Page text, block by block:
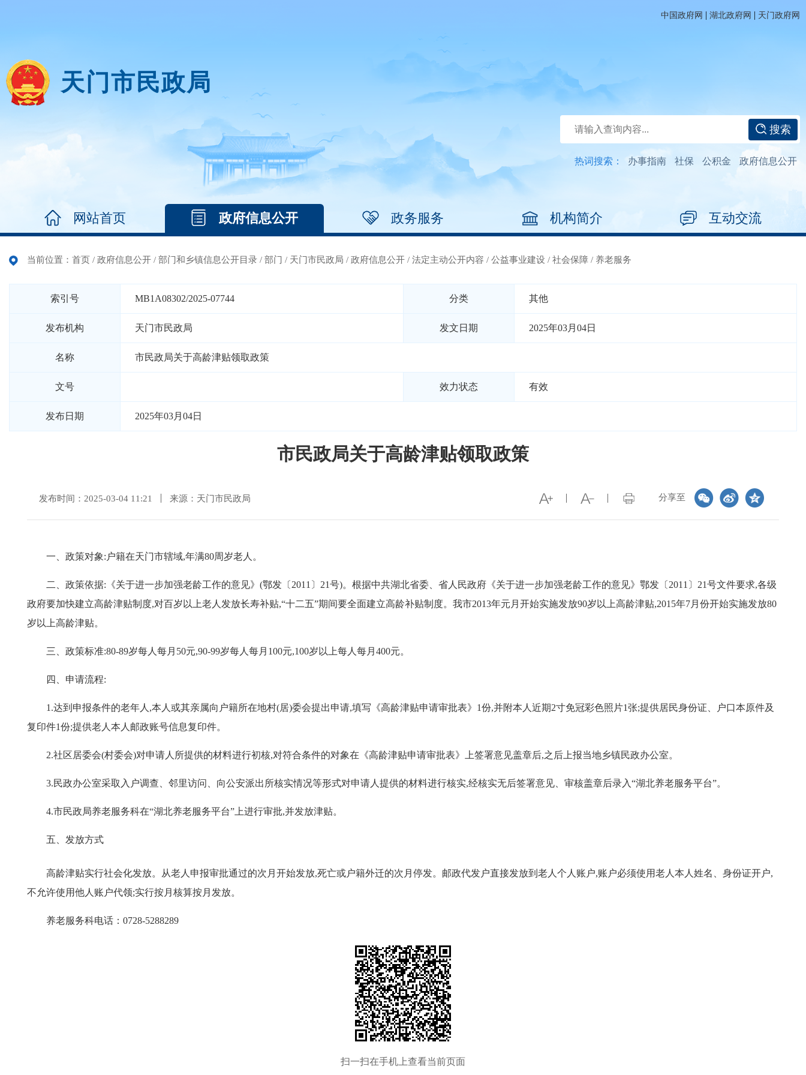
中国政府网 | 湖北政府网 | 天门政府网
天门市民政局
搜索
热词搜索： 办事指南 社保 公积金 政府信息公开
网站首页 政府信息公开 政务服务 机构简介 互动交流
当前位置： 首页 / 政府信息公开 / 部门和乡镇信息公开目录 / 部门 / 天门市民政局 / 政府信息公开 / 法定主动公开内容 / 公益事业建设 / 社会保障 / 养老服务
索引号 MB1A08302/2025-07744 分类 其他
发布机构 天门市民政局 发文日期 2025年03月04日
名称 市民政局关于高龄津贴领取政策
文号 效力状态 有效
发布日期 2025年03月04日
市民政局关于高龄津贴领取政策
分享至
发布时间：2025-03-04 11:21 来源：天门市民政局
一 政策对象:户籍在天门市辖域,年满80周岁老人。
二、 政策依据:《关于进一步加强老龄工作的意见》 (鄂发〔 2011 〕 21号)。根据中共湖北省委、省人民政府《关于进一步加强老龄工作的意见》鄂发〔 2011 〕 21号文件要求,各级
政府要加快建立高龄津贴制度,对百岁以上老人发放长寿补贴,“十二五”期间要全面建立高龄补贴制度。我市2013年元月开始实施发放90岁以上高龄津贴,2015年7月份开始实施发放80
岁以上高龄津贴。
三、 政策标准:80-89岁每人每月 50元,90-99岁每人每月 100元,100岁以上每人每月 400元。
四、 申请流程:
1.达到申报条件的老年人,本人或其亲属向户籍所在地村(居)委会提出申请,填写《高龄津贴申请审批表》 1份,并附本人近期2寸免冠彩色照片1张;提供居民身份证、户口本原件及
复印件1份;提供老人本人邮政账号信息复印件。
2.社区居委会(村委会)对申请人所提供的材料进行初核,对符合条件的对象在《高龄津贴申请审批表》上签署意见盖章后,之后上报当地乡镇民政办公室。
3.民政办公室采取入户调查、邻里访问、向公安派出所核实情况等形式对申请人提供的材料进行核实,经核实无后签署意见、审核盖章后录入“湖北养老服务平台”。
4.市民政局养老服务科在“湖北养老服务平台”上进行审批,并发放津贴。
五、发放方式
高龄津贴实行社会化发放。从老人申报审批通过的次月开始发放,死亡或户籍外迁的次月停发。邮政代发户直接发放到老人个人账户,账户必须使用老人本人姓名、身份证开户,
不允许使用他人账户代领;实行按月核算按月发放。
养老服务科电话：0728-5288289
扫一扫在手机上查看当前页面